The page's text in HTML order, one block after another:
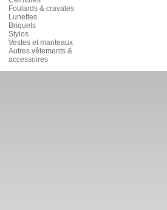
Foulards & cravates
Lunettes
Briquets
Stylos
Vestes et manteaux
Autres vêtements &
accessoires